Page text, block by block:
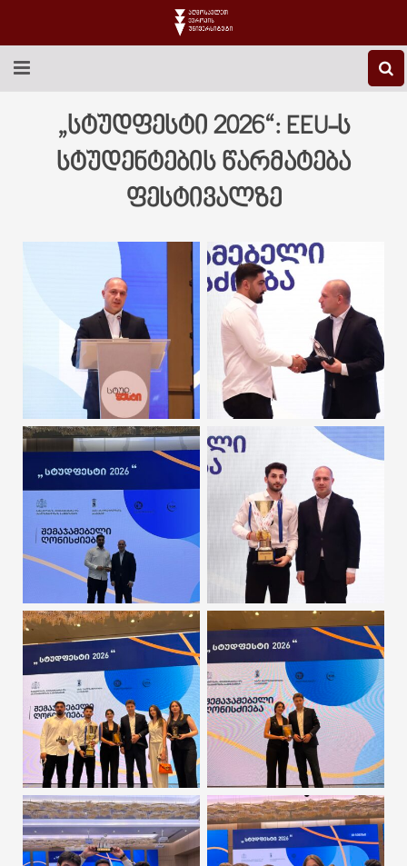
EEU-Ს ᲨᲔᲡᲐᲮᲔᲑ
ᲒᲐᲜᲐᲗᲚᲔᲑᲐ
ᲡᲢᲣᲓᲔᲜᲢᲣᲠᲘ ᲪᲮᲝᲕᲠᲔᲑᲐ
ᲙᲝᲜᲢᲐᲥᲢᲘ
„სტუდფესტი 2026“: EEU-ს
სტუდენტების წარმატება
ფესტივალზე